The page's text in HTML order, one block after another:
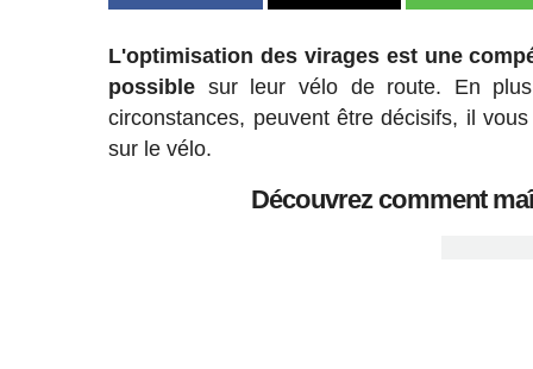
L'optimisation des virages est une
possible sur leur vélo de route. En
circonstances, peuvent être décisifs, il
sur le vélo.
Découvrez comment